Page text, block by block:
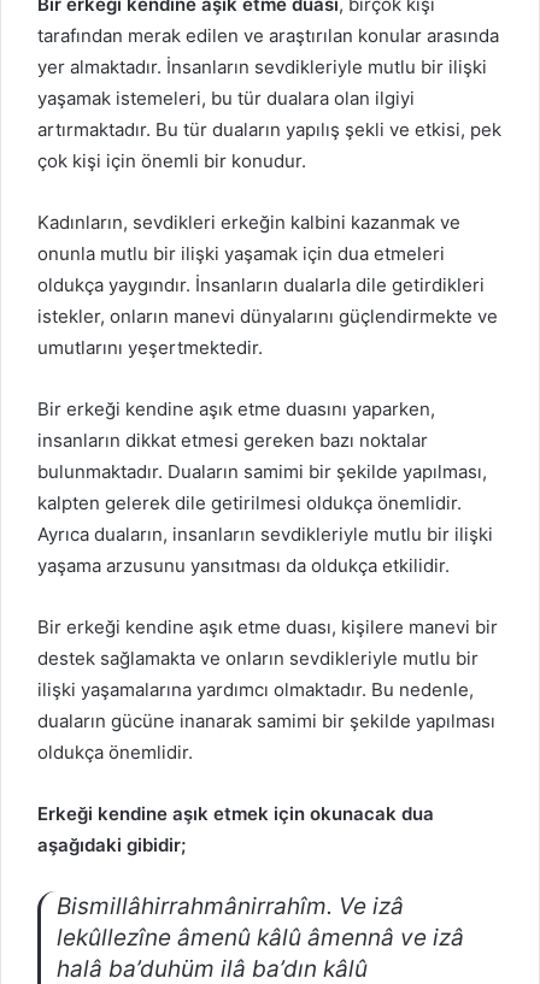
tarafından merak edilen ve araştırılan konular arasında
yer almaktadır. İnsanların sevdikleriyle mutlu bir ilişki
yaşamak istemeleri, bu tür dualara olan ilgiyi
artırmaktadır. Bu tür duaların yapılış şekli ve etkisi, pek
çok kişi için önemli bir konudur.
Kadınların, sevdikleri erkeğin kalbini kazanmak ve
onunla mutlu bir ilişki yaşamak için dua etmeleri
oldukça yaygındır. İnsanların dualarla dile getirdikleri
istekler, onların manevi dünyalarını güçlendirmekte ve
umutlarını yeşertmektedir.
Bir erkeği kendine aşık etme duasını yaparken,
insanların dikkat etmesi gereken bazı noktalar
bulunmaktadır. Duaların samimi bir şekilde yapılması,
kalpten gelerek dile getirilmesi oldukça önemlidir.
Ayrıca duaların, insanların sevdikleriyle mutlu bir ilişki
yaşama arzusunu yansıtması da oldukça etkilidir.
Bir erkeği kendine aşık etme duası, kişilere manevi bir
destek sağlamakta ve onların sevdikleriyle mutlu bir
ilişki yaşamalarına yardımcı olmaktadır. Bu nedenle,
duaların gücüne inanarak samimi bir şekilde yapılması
oldukça önemlidir.
Erkeği kendine aşık etmek için okunacak dua
aşağıdaki gibidir;
Bismillâhirrahmânirrahîm. Ve izâ
lekûllezîne âmenû kâlû âmennâ ve izâ
halâ ba’duhüm ilâ ba’dın kâlû